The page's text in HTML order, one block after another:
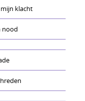
klacht
nood